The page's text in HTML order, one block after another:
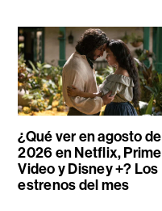
¿Qué ver en agosto de
2026 en Netflix, Prime
Video y Disney +? Los
estrenos del mes